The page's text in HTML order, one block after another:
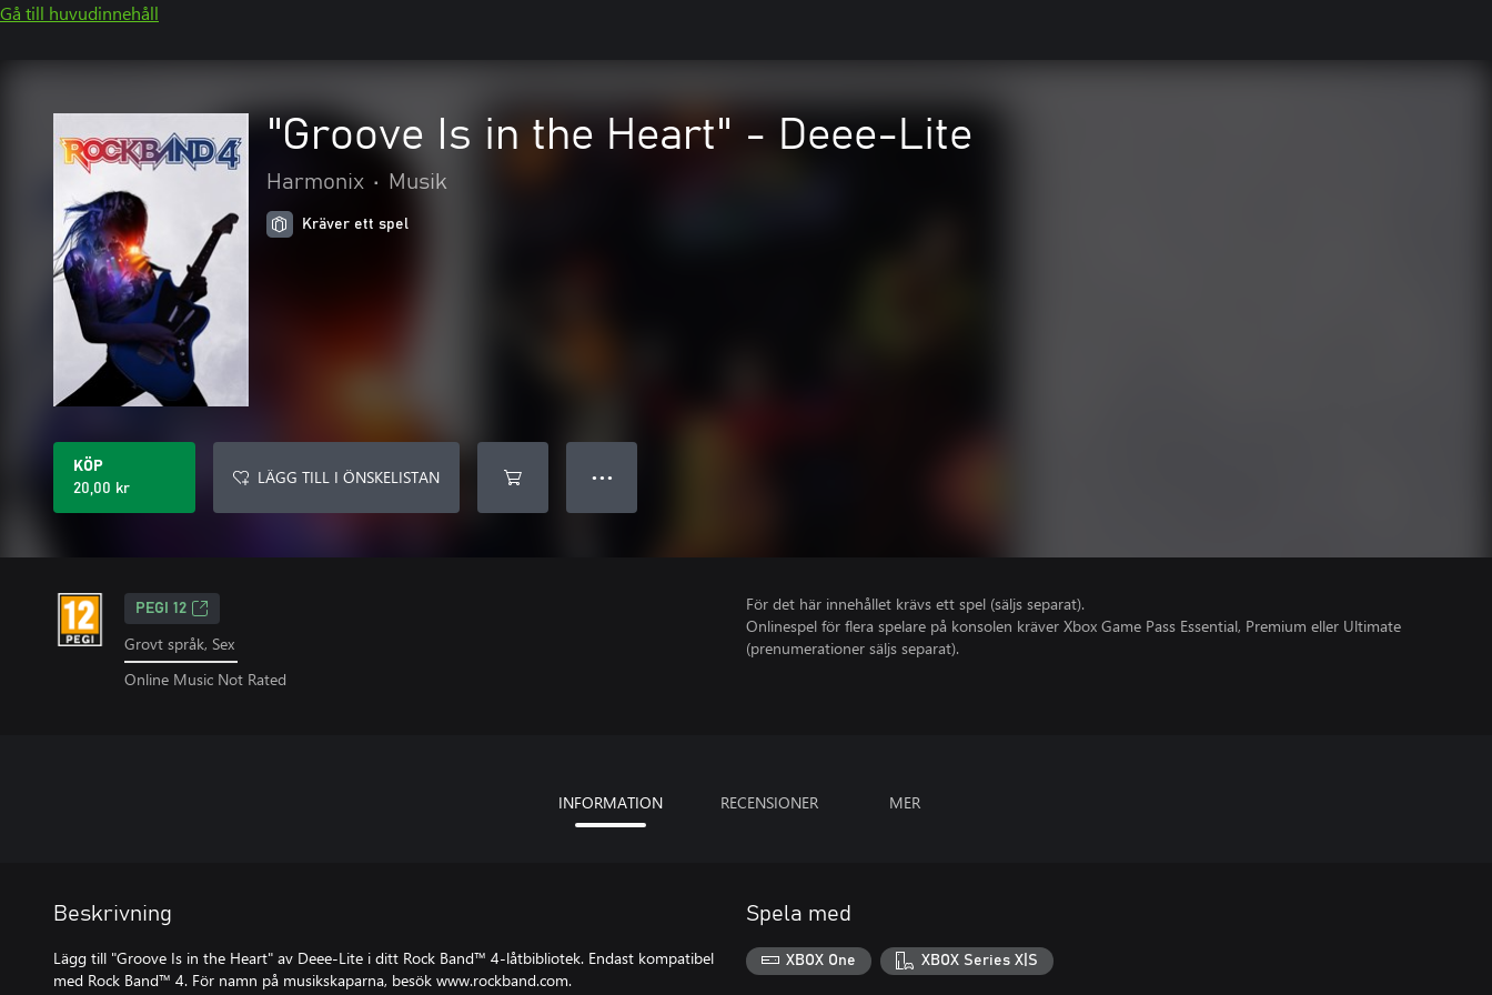
Gå till huvudinnehåll
"Groove Is in the Heart" - Deee-Lite
Harmonix • Musik
Kräver ett spel
KÖP
20,00 kr
LÄGG TILL I ÖNSKELISTAN ● ● ●
PEGI 12
Grovt språk, Sex
Online Music Not Rated
För det här innehållet krävs ett spel (säljs separat).
Onlinespel för flera spelare på konsolen kräver Xbox Game Pass Essential, Premium eller Ultimate
(prenumerationer säljs separat).
INFORMATION RECENSIONER MER
Beskrivning
Lägg till "Groove Is in the Heart" av Deee-Lite i ditt Rock Band™ 4-låtbibliotek. Endast kompatibel
med Rock Band™ 4. För namn på musikskaparna, besök www.rockband.com.
Spela med
XBOX One XBOX Series X|S